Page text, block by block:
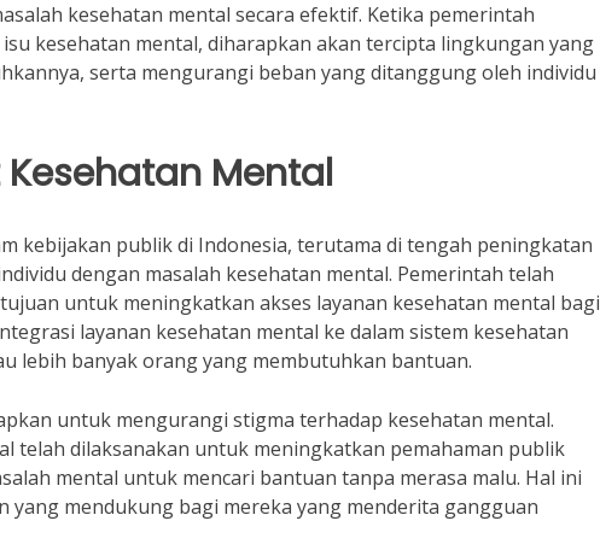
kesehatan mental secara efektif. Ketika pemerintah
kesehatan mental, diharapkan akan tercipta lingkungan yang
serta mengurangi beban yang ditanggung oleh individu
Mental
kebijakan publik di Indonesia, terutama di tengah peningkatan
dengan masalah kesehatan mental. Pemerintah telah
untuk meningkatkan akses layanan kesehatan mental bagi
layanan kesehatan mental ke dalam sistem kesehatan
lebih banyak orang yang membutuhkan bantuan.
untuk mengurangi stigma terhadap kesehatan mental.
telah dilaksanakan untuk meningkatkan pemahaman publik
mental untuk mencari bantuan tanpa merasa malu. Hal ini
mendukung bagi mereka yang menderita gangguan